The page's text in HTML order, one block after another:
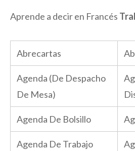
Aprende a decir en Francés
Abrecartas
Agenda (De Despacho
De Mesa)
Agenda De Bolsillo
Agenda De Trabajo